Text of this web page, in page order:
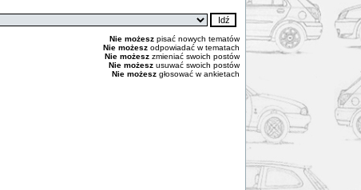
Nie możesz pisać nowych tematów
Nie możesz odpowiadać w tematach
Nie możesz zmieniać swoich postów
Nie możesz usuwać swoich postów
Nie możesz głosować w ankietach